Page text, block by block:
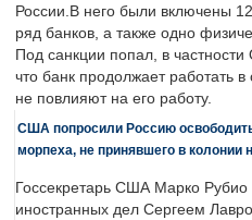
России.В него были включены
ряд банков, а также одно
Под санкции попал, в
что банк продолжает работать
не повлияют на его работу.
США попросили Россию
морпеха, не принявшего в колонии
Госсекретарь США Марко Рубио
иностранных дел Сергеем